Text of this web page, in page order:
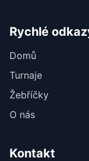
Rychlé
Domů
Turnaje
Žebříčky
O nás
Kontakt